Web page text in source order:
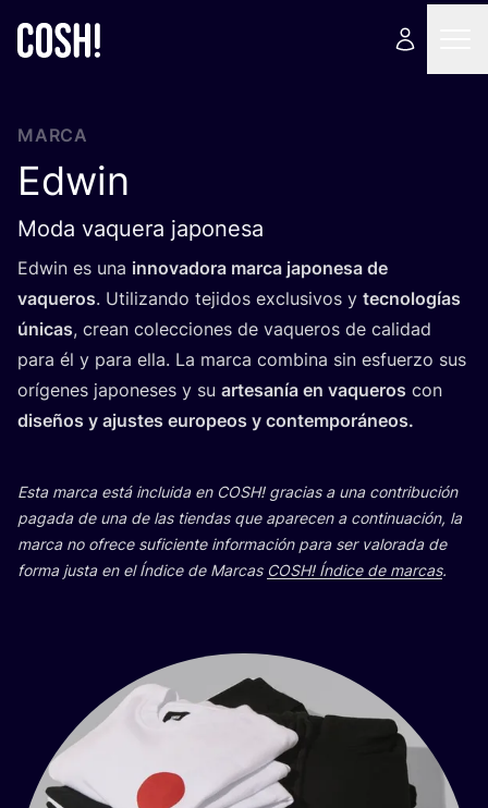
MARCA
Edwin
Moda vaquera japonesa
Edwin es una inno­va­do­ra mar­ca japo­ne­sa de
vaque­ros. Uti­li­zan­do teji­dos exclu­si­vos y tec­no­lo­gías
úni­cas, crean colec­cio­nes de vaque­ros de cali­dad
para él y para ella. La mar­ca com­bi­na sin esfuer­zo sus
orí­ge­nes japo­ne­ses y su arte­sa­nía en vaque­ros con
dise­ños y ajus­tes euro­peos y contemporáneos.
Esta mar­ca está inclui­da en COSH! gra­cias a una con­tri­bu­ción
paga­da de una de las tien­das que apa­re­cen a con­ti­nua­ción, la
mar­ca no ofre­ce sufi­cien­te infor­ma­ción para ser valo­ra­da de
for­ma jus­ta en el Índi­ce de Mar­cas COSH! Índi­ce de mar­cas.